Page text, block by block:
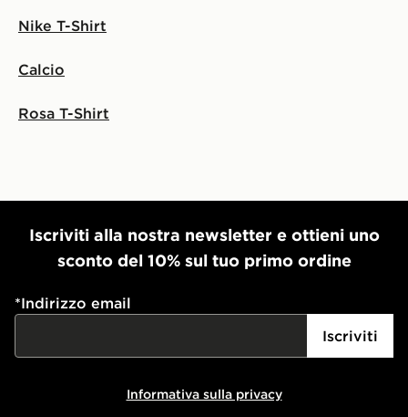
Nike T-Shirt
Calcio
Rosa T-Shirt
Iscriviti alla nostra newsletter e ottieni uno
sconto del 10% sul tuo primo ordine
*Indirizzo email
Iscriviti
Informativa sulla privacy